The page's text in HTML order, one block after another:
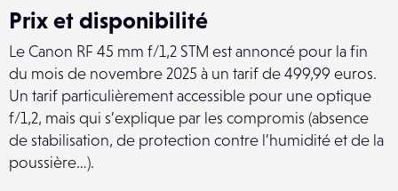
Prix et disponibilité
Le Canon RF 45 mm f/1,2 STM est annoncé pour la fin
du mois de novembre 2025 à un tarif de 499,99 euros.
Un tarif particulièrement accessible pour une optique
f/1,2, mais qui s’explique par les compromis (absence
de stabilisation, de protection contre l’humidité et de la
poussière…).